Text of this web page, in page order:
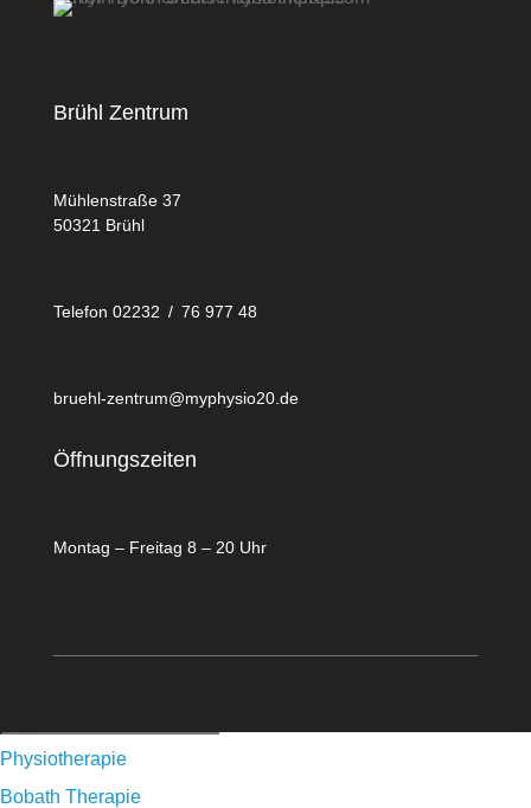
Brühl Zentrum
Mühlenstraße 37
50321 Brühl
Telefon 02232 / 76 977 48
bruehl-zentrum@myphysio20.de
Öffnungszeiten
Montag – Freitag 8 – 20 Uhr
Physiotherapie
Bobath Therapie